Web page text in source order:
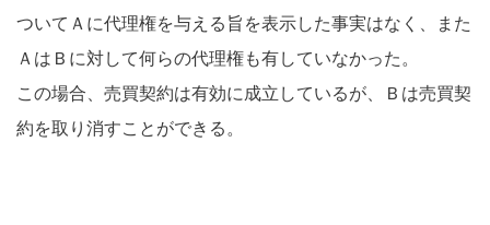
ついてＡに代理権を与える旨を表示した事実はなく、また
ＡはＢに対して何らの代理権も有していなかった。
この場合、売買契約は有効に成立しているが、Ｂは売買契
約を取り消すことができる。